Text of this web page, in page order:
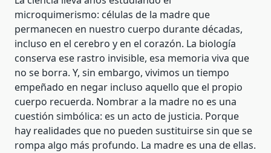
microquimerismo: células de la madre que
permanecen en nuestro cuerpo durante décadas,
incluso en el cerebro y en el corazón. La biología
conserva ese rastro invisible, esa memoria viva que
no se borra. Y, sin embargo, vivimos un tiempo
empeñado en negar incluso aquello que el propio
cuerpo recuerda. Nombrar a la madre no es una
cuestión simbólica: es un acto de justicia. Porque
hay realidades que no pueden sustituirse sin que se
rompa algo más profundo. La madre es una de ellas.